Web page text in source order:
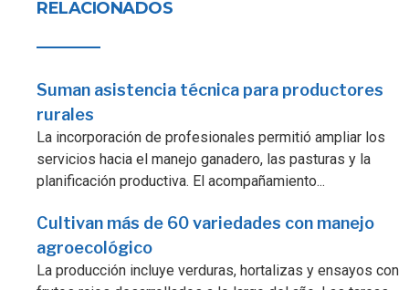
RELACIONADOS
Suman asistencia técnica para productores
rurales
La incorporación de profesionales permitió ampliar los
servicios hacia el manejo ganadero, las pasturas y la
planificación productiva. El acompañamiento...
Cultivan más de 60 variedades con manejo
agroecológico
La producción incluye verduras, hortalizas y ensayos con